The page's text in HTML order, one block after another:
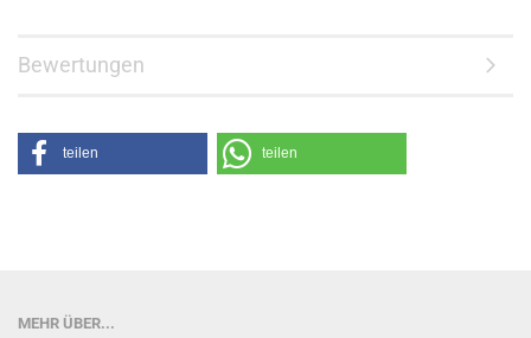
Bewertungen
teilen teilen
MEHR ÜBER...